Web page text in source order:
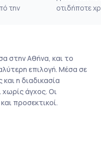
την
οτιδήποτε
στην Αθήνα, και το
επιλογή. Μέσα σε
η διαδικασία
άγχος. Οι
προσεκτικοί.